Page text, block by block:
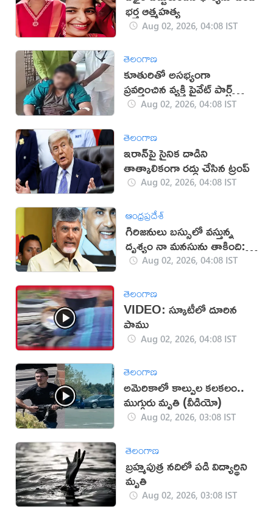
భర్త ఆత్మహత్య
Aug 02, 2026, 04:08 IST
తెలంగాణ
కూతురితో అసభ్యంగా
ప్రవర్తించిన వ్యక్తి ప్రైవేట్ పార్ట్‌ను
కోసిన మహిళ
Aug 02, 2026, 04:08 IST
తెలంగాణ
ఇరాన్‌పై సైనిక దాడిని
తాత్కాలికంగా రద్దు చేసిన ట్రంప్
Aug 02, 2026, 04:08 IST
ఆంధ్రప్రదేశ్
గిరిజనులు బస్సులో వస్తున్న
దృశ్యం నా మనసును తాకింది:
సీఎం చంద్రబాబు
Aug 02, 2026, 04:08 IST
తెలంగాణ
VIDEO: స్కూటీలో దూరిన
పాము
Aug 02, 2026, 04:08 IST
తెలంగాణ
అమెరికాలో కాల్పుల కలకలం..
ముగ్గురు మృతి (వీడియో)
Aug 02, 2026, 03:08 IST
తెలంగాణ
బ్రహ్మపుత్ర నదిలో పడి విద్యార్థిని
మృతి
Aug 02, 2026, 03:08 IST